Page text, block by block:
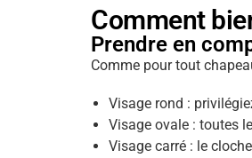
Comment
Prendre en
Comme pour tout
Visage rond :
Visage ovale : toutes
Visage carré : le